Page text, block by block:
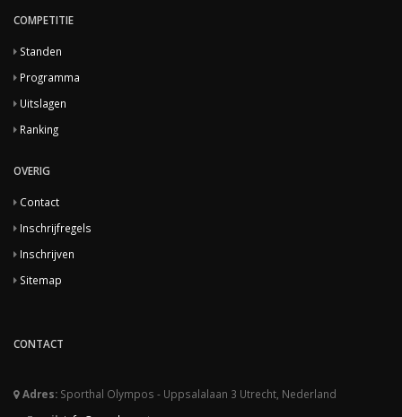
COMPETITIE
Standen
Programma
Uitslagen
Ranking
OVERIG
Contact
Inschrijfregels
Inschrijven
Sitemap
CONTACT
Adres: Sporthal Olympos - Uppsalalaan 3 Utrecht, Nederland